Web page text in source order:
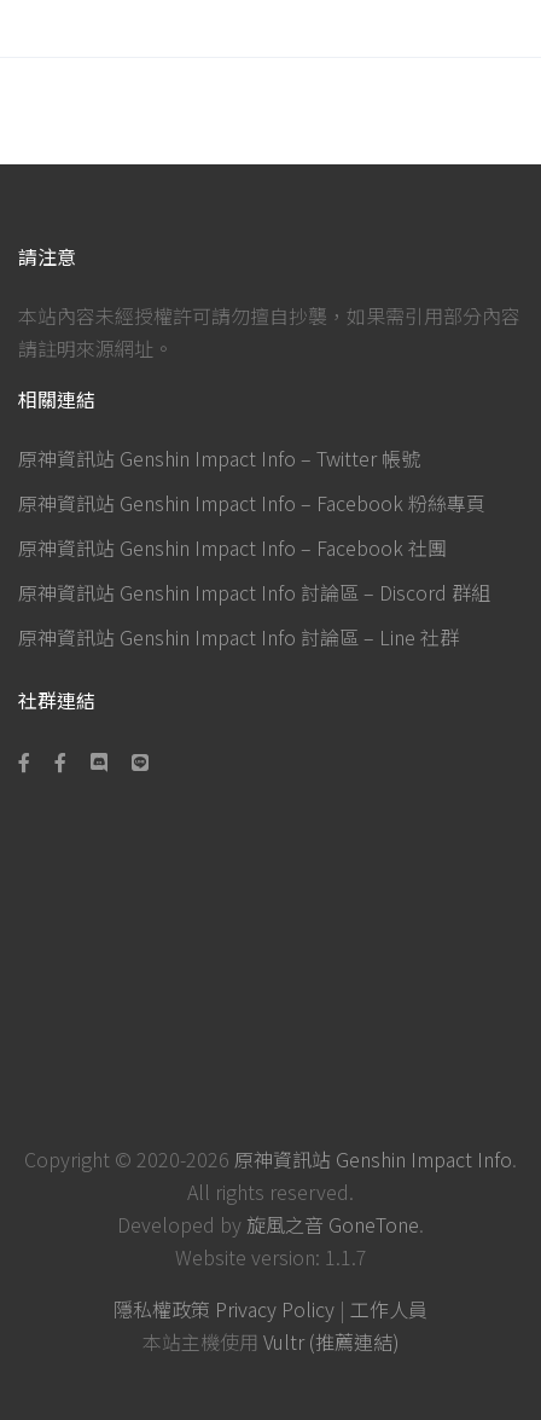
請注意
本站內容未經授權許可請勿擅自抄襲，如果需引用部分內容
請註明來源網址。
相關連結
原神資訊站 Genshin Impact Info – Twitter 帳號
原神資訊站 Genshin Impact Info – Facebook 粉絲專頁
原神資訊站 Genshin Impact Info – Facebook 社團
原神資訊站 Genshin Impact Info 討論區 – Discord 群組
原神資訊站 Genshin Impact Info 討論區 – Line 社群
社群連結
Copyright © 2020-2026 原神資訊站 Genshin Impact Info.
All rights reserved.
Developed by 旋風之音 GoneTone.
Website version: 1.1.7
隱私權政策 Privacy Policy | 工作人員
本站主機使用 Vultr (推薦連結)